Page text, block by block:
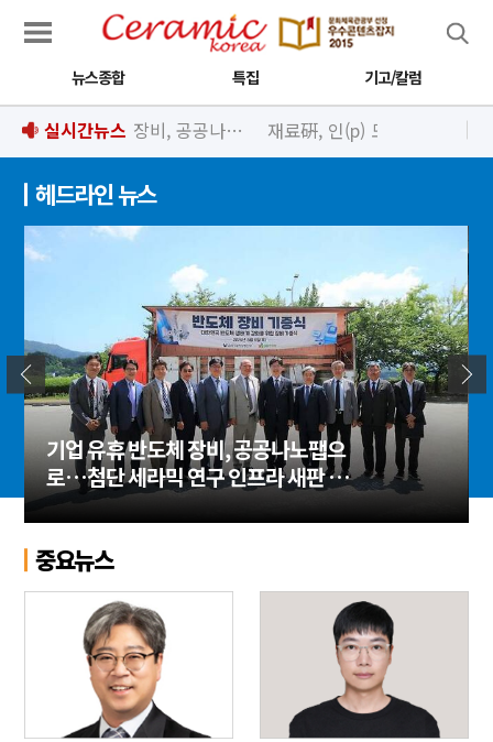
뉴스종합 특집 기고/칼럼
실시간뉴스 재료硏, 인(p) 도핑·전기장 최적화로 고성능 유연 근적외선 광센서 개발
헤드라인 뉴스
기업 유휴 반도체 장비, 공공나노팹으
로…첨단 세라믹 연구 인프라 새판 짜
야
중요뉴스
검색